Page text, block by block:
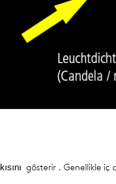
gösterir . Genellikle iç